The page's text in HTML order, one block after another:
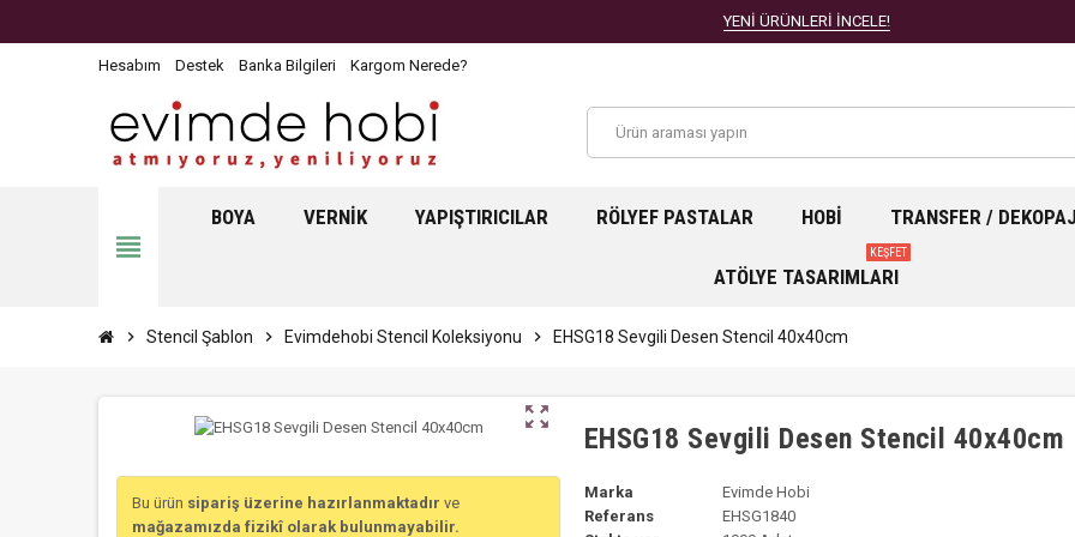
YENİ ÜRÜNLERİ İNCELE!
Hesabım Destek Banka Bilgileri Kargom Nerede?
view_headline
BOYA VERNIK YAPIŞTIRICILAR RÖLYEF PASTALAR HOBI TRANSFER / DEKOPAJ
ATÖLYE TASARIMLARI
KEŞFET
chevron_right Stencil Şablon chevron_right Evimdehobi Stencil Koleksiyonu chevron_right EHSG18 Sevgili Desen Stencil 40x40cm
zoom_out_map
Bu ürün sipariş üzerine hazırlanmaktadır ve
mağazamızda fizikî olarak bulunmayabilir.
EHSG18 Sevgili Desen Stencil 40x40cm
Marka
Evimde Hobi
Referans
EHSG1840